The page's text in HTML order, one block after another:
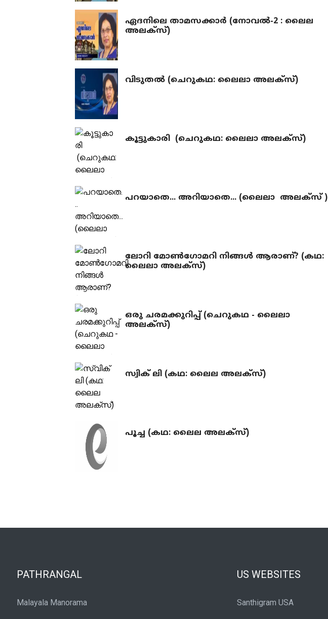
ഏദനിലെ താമസക്കാർ (നോവല്‍-2 : ലൈല
അലക്‌സ്)
വിടുതല്‍ (ചെറുകഥ: ലൈലാ അലക്‌സ്)
കൂട്ടുകാരി (ചെറുകഥ: ലൈലാ അലക്സ്)
പറയാതെ... അറിയാതെ... (ലൈലാ അലക്സ് )
ലോറി മോണ്‍ഗോമറി നിങ്ങള്‍ ആരാണ്? (കഥ:
ലൈലാ അലക്‌സ്)
ഒരു ചരമക്കുറിപ്പ് (ചെറുകഥ - ലൈലാ
അലക്‌സ്)
സ്വിക് ലി (കഥ: ലൈല അലക്‌സ്)
പൂച്ച (കഥ: ലൈല അലക്‌സ്)
PATHRANGAL
Malayala Manorama
US WEBSITES
Santhigram USA